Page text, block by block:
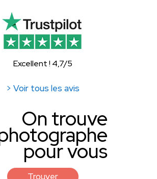
Excellent ! 4,7/5
> Voir tous les avis
On trouve
pour vous
Trouver